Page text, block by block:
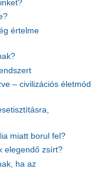
értelme
– civilizációs életmód
miatt borul fel?
elegendő zsírt?
ha az